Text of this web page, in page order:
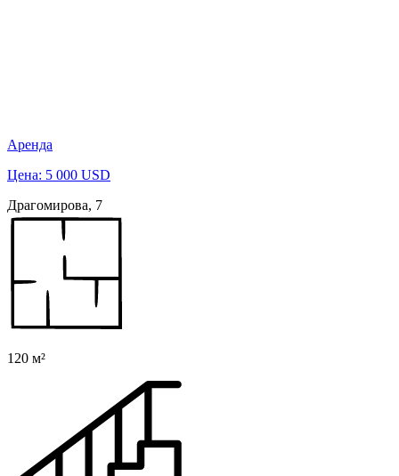
Аренда
Цена: 5 000 USD
Драгомирова, 7
120 м²